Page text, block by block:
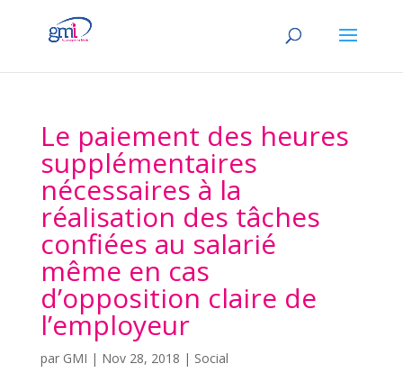
Le paiement des heures
supplémentaires
nécessaires à la
réalisation des tâches
confiées au salarié
même en cas
d’opposition claire de
l’employeur
par GMI | Nov 28, 2018 | Social